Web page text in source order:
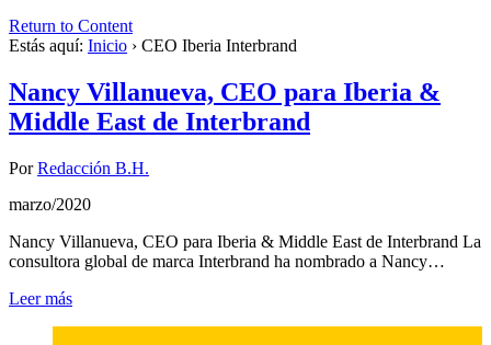
Return to Content
Estás aquí: Inicio › CEO Iberia Interbrand
Nancy Villanueva, CEO para Iberia &
Middle East de Interbrand
PorRedacción B.H.
marzo/2020
Nancy Villanueva, CEO para Iberia & Middle East de Interbrand La
consultora global de marca Interbrand ha nombrado a Nancy…
Leer más